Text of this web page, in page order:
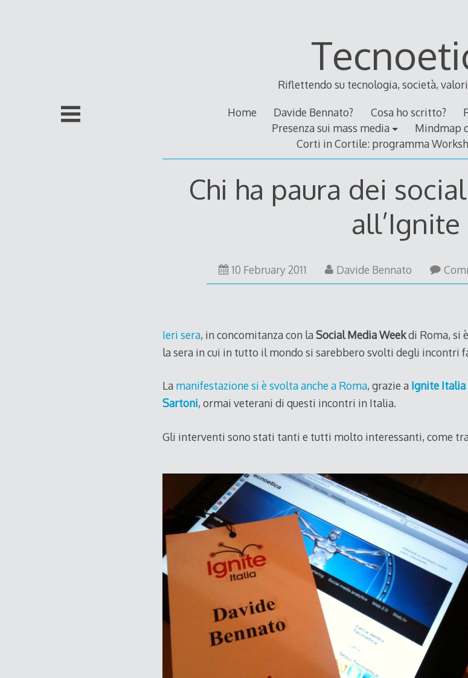
Riflettendo su tecnologia, società,
Home Davide Bennato? Cosa ho scritto?
Presenza sui mass media
Mindmap
Corti in Cortile: programma
Chi ha paura dei
all’Ignite
10 February 2011 Davide Bennato
Ieri sera, in concomitanza con laSocial Media Weekdi Roma, si
la sera in cui in tutto il mondo si sarebbero svolti degli incontri
La manifestazione si è svolta anche a Roma, grazie a Ignite Italia
Sartoni, ormai veterani di questi incontri in Italia.
Gli interventi sono stati tanti e tutti molto interessanti, come